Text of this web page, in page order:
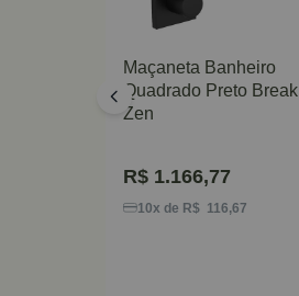
Maçaneta Banheiro
Quadrado Preto Break
Zen
R$ 1.166,77
10x de R$ 116,67